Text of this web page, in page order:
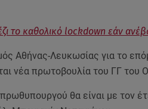
το καθολικό lockdown εάν
Αθήνας-Λευκωσίας για το
νέα πρωτοβουλία του ΓΓ του
θα είναι με τον